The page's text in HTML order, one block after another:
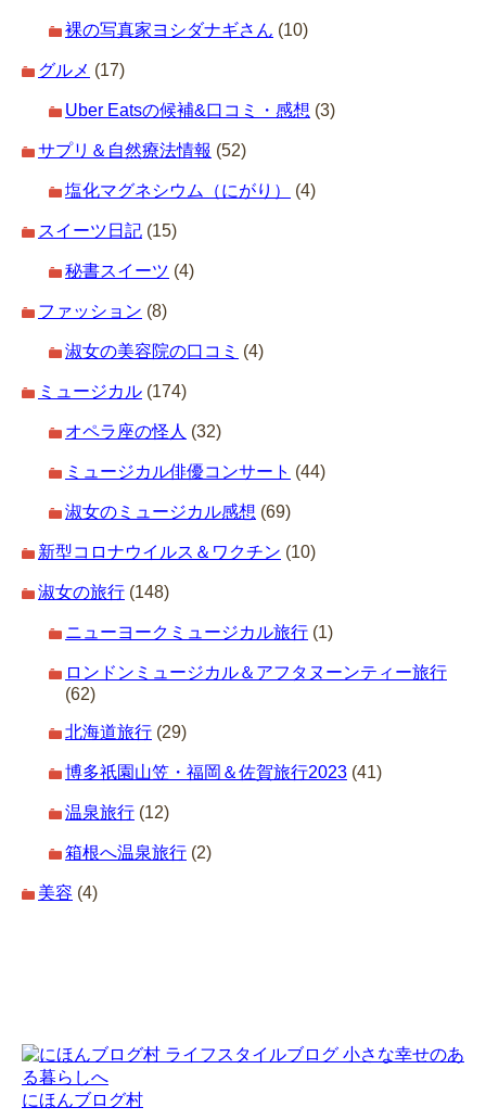
裸の写真家ヨシダナギさん (10)
グルメ (17)
Uber Eatsの候補&口コミ・感想 (3)
サプリ＆自然療法情報 (52)
塩化マグネシウム（にがり） (4)
スイーツ日記 (15)
秘書スイーツ (4)
ファッション (8)
淑女の美容院の口コミ (4)
ミュージカル (174)
オペラ座の怪人 (32)
ミュージカル俳優コンサート (44)
淑女のミュージカル感想 (69)
新型コロナウイルス＆ワクチン (10)
淑女の旅行 (148)
ニューヨークミュージカル旅行 (1)
ロンドンミュージカル＆アフタヌーンティー旅行
(62)
北海道旅行 (29)
博多祇園山笠・福岡＆佐賀旅行2023 (41)
温泉旅行 (12)
箱根へ温泉旅行 (2)
美容 (4)
にほんブログ村